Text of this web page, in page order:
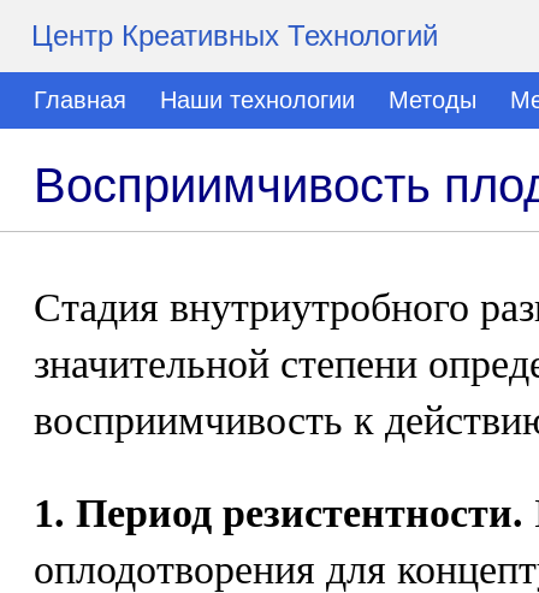
Центр Креативных Технологий
Главная Наши технологии Методы
Восприимчивость
Стадия внутриутробного
значительной степени
восприимчивость к
1. Период резистентности.
оплодотворения для